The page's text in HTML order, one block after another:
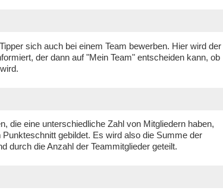
sich auch bei einem Team bewerben. Hier wird der
der dann auf "Mein Team" entscheiden kann, ob
die eine unterschiedliche Zahl von Mitgliedern haben,
gebildet. Es wird also die Summe der
durch die Anzahl der Teammitglieder geteilt.